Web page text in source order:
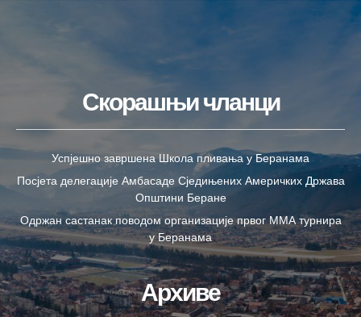
Скорашњи чланци
Успјешно завршена Школа пливања у Беранама
Посјета делегације Амбасаде Сједињених Америчких Држава
Општини Беране
Одржан састанак поводом организације првог ММА турнира
у Беранама
Архиве